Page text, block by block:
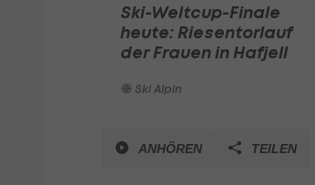
Ski-Weltcup-Finale
heute: Riesentorlauf
der Frauen in Hafjell
Ski Alpin
ANHÖREN TEILEN